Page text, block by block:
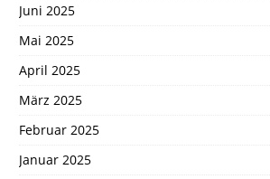
Juni 2025
Mai 2025
April 2025
März 2025
Februar 2025
Januar 2025